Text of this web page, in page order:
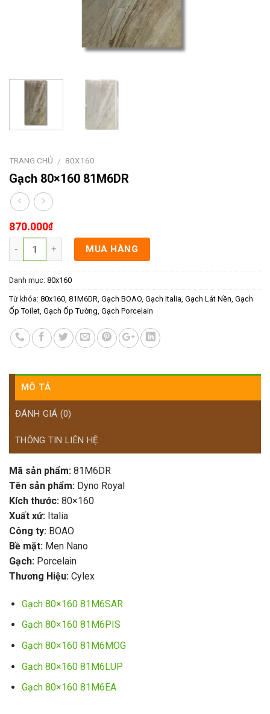
TRANG CHỦ / 80X160
Gạch 80×160 81M6DR
870.000₫
MUA HÀNG
Danh mục: 80x160
Từ khóa: 80x160, 81M6DR, Gạch BOAO, Gạch Italia, Gạch Lát Nền, Gạch
Ốp Toilet, Gạch Ốp Tường, Gạch Porcelain
MÔ TẢ
ĐÁNH GIÁ (0)
THÔNG TIN LIÊN HỆ
Mã sản phẩm: 81M6DR
Tên sản phẩm: Dyno Royal
Kích thước: 80×160
Xuất xứ: Italia
Công ty: BOAO
Bề mặt: Men Nano
Gạch: Porcelain
Thương Hiệu: Cylex
Gạch 80×160 81M6SAR
Gạch 80×160 81M6PIS
Gạch 80×160 81M6MOG
Gạch 80×160 81M6LUP
Gạch 80×160 81M6EA